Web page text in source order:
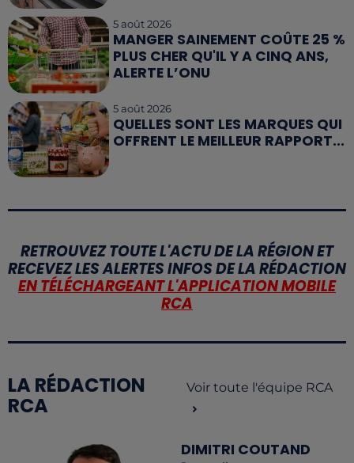
5 août 2026
MANGER SAINEMENT COÛTE 25 %
PLUS CHER QU'IL Y A CINQ ANS,
ALERTE L’ONU
5 août 2026
QUELLES SONT LES MARQUES QUI
OFFRENT LE MEILLEUR RAPPORT...
RETROUVEZ TOUTE L'ACTU DE LA RÉGION ET
RECEVEZ LES ALERTES INFOS DE LA RÉDACTION
EN TÉLÉCHARGEANT L'APPLICATION MOBILE
RCA
LA RÉDACTION
RCA
Voir toute l'équipe RCA
DIMITRI COUTAND